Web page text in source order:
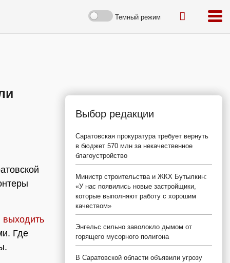
Темный режим
выходить
Где
Выбор редакции
Саратовская прокуратура требует вернуть
в бюджет 570 млн за некачественное
благоустройство
Министр строительства и ЖКХ Бутылкин:
«У нас появились новые застройщики,
которые выполняют работу с хорошим
качеством»
Энгельс сильно заволокло дымом от
горящего мусорного полигона
В Саратовской области объявили угрозу